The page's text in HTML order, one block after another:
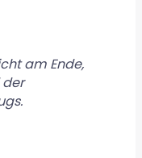
am Ende,